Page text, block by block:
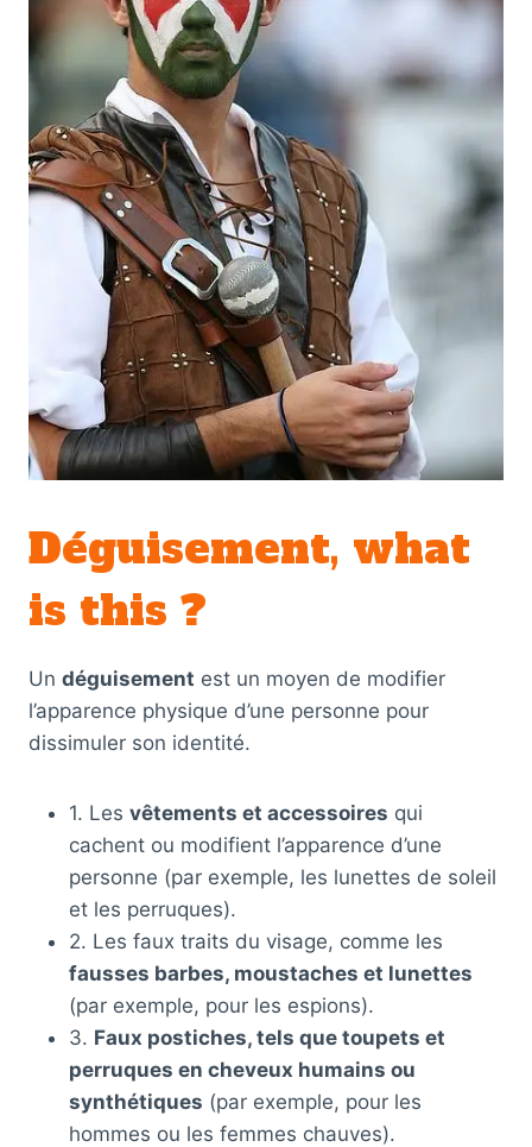
Déguisement, what
is this ?
Un déguisement est un moyen de modifier
l’apparence physique d’une personne pour
dissimuler son identité.
1. Les vêtements et accessoires qui
cachent ou modifient l’apparence d’une
personne (par exemple, les lunettes de soleil
et les perruques).
2. Les faux traits du visage, comme les
fausses barbes, moustaches et lunettes
(par exemple, pour les espions).
3. Faux postiches, tels que toupets et
perruques en cheveux humains ou
synthétiques (par exemple, pour les
hommes ou les femmes chauves).